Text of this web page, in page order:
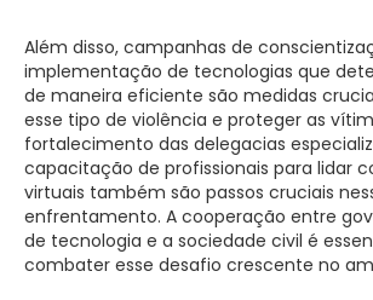
Além disso, campanhas de
implementação de tecnologias que
de maneira eficiente são medidas
esse tipo de violência e proteger as
fortalecimento das delegacias
capacitação de profissionais para lidar
virtuais também são passos cruciais
enfrentamento. A cooperação entre
de tecnologia e a sociedade civil é
combater esse desafio crescente no